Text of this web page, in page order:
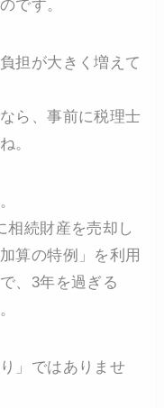
です。
担が大きく増えて
ら、事前に税理士
。
相続財産を売却し
算の特例」を利用
、3年を過ぎる
」ではありませ